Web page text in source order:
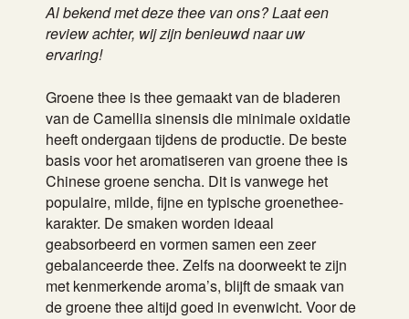
Al bekend met deze thee van ons? Laat een
review achter, wij zijn benieuwd naar uw
ervaring!
Groene thee is thee gemaakt van de bladeren
van de Camellia sinensis die minimale oxidatie
heeft ondergaan tijdens de productie. De beste
basis voor het aromatiseren van groene thee is
Chinese groene sencha. Dit is vanwege het
populaire, milde, fijne en typische groenethee-
karakter. De smaken worden ideaal
geabsorbeerd en vormen samen een zeer
gebalanceerde thee. Zelfs na doorweekt te zijn
met kenmerkende aroma’s, blijft de smaak van
de groene thee altijd goed in evenwicht. Voor de